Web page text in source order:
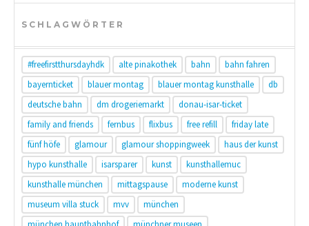
SCHLAGWÖRTER
#freefirstthursdayhdk alte pinakothek bahn
bahn fahren
bayernticket
blauer montag blauer montag kunsthalle
db
deutsche bahn
dm drogeriemarkt
donau-isar-ticket
family and friends
fernbus flixbus free refill
friday late
fünf höfe
glamour glamour shoppingweek
haus der kunst
hypo kunsthalle
isarsparer kunst
kunsthallemuc
kunsthalle münchen
mittagspause
moderne kunst
museum villa stuck
mvv
münchen